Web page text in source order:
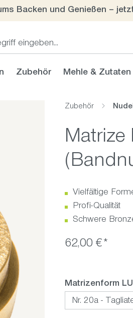
Backen und Genießen –
Zubehör Mehle & Zutaten
Zubehör
Matrize
Vielfältige
Profi-Qualität
Schwere
62,00 €*
Matrizenform